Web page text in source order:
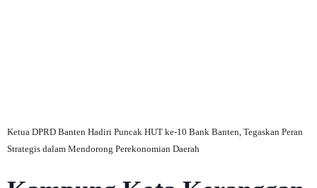
Ketua DPRD Banten Hadiri Puncak HUT ke-10 Bank Banten, Tegaskan Peran
Strategis dalam Mendorong Perekonomian Daerah